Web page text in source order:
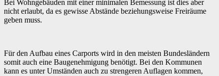
Bei Wohngebäuden mit einer minimalen Bemessung ist dies aber
nicht erlaubt, da es gewisse Abstände beziehungsweise Freiräume
geben muss.
Für den Aufbau eines Carports wird in den meisten Bundesländern
somit auch eine Baugenehmigung benötigt. Bei den Kommunen
kann es unter Umständen auch zu strengeren Auflagen kommen,